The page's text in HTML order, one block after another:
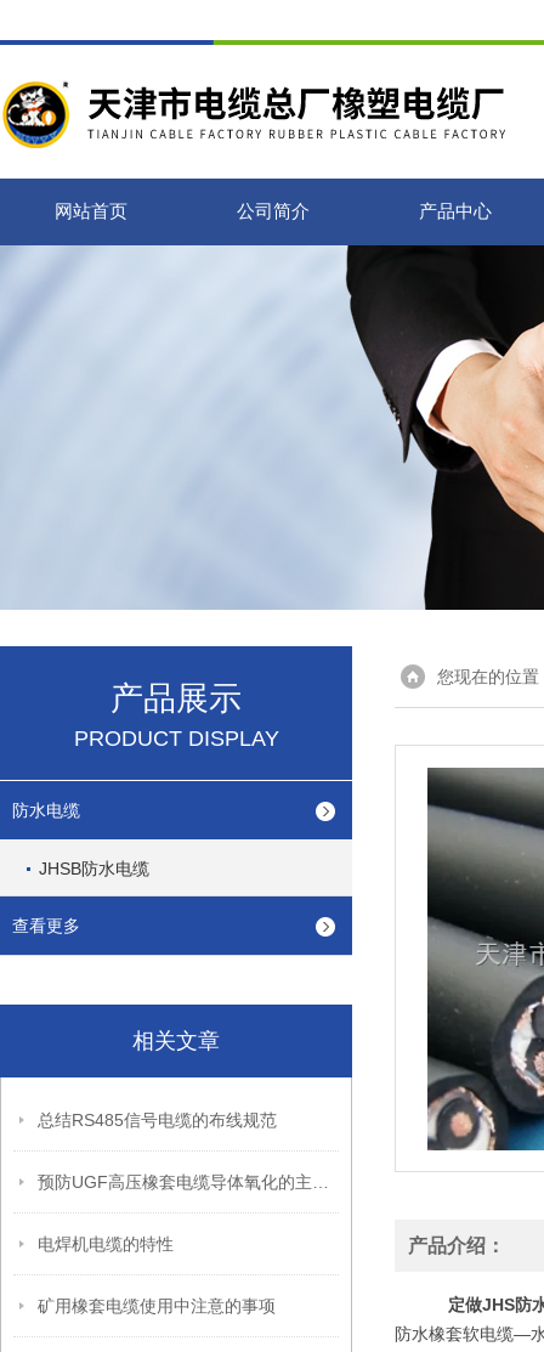
网站首页 公司简介 产品中心
产品展示
PRODUCT DISPLAY
防水电缆
JHSB防水电缆
查看更多
相关文章
总结RS485信号电缆的布线规范
电焊机电缆的特性
矿用橡套电缆使用中注意的事项
您现在的位置
产品介绍：
定做JHS防
防水橡套软电缆—